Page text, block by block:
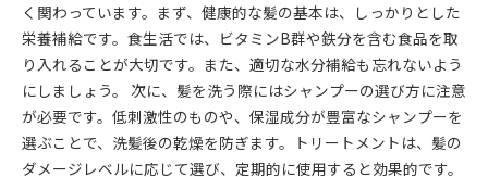
く関わっています。まず、健康的な髪の基本は、しっかりとした
栄養補給です。食生活では、ビタミンB群や鉄分を含む食品を取
り入れることが大切です。また、適切な水分補給も忘れないよう
にしましょう。 次に、髪を洗う際にはシャンプーの選び方に注意
が必要です。低刺激性のものや、保湿成分が豊富なシャンプーを
選ぶことで、洗髪後の乾燥を防ぎます。トリートメントは、髪の
ダメージレベルに応じて選び、定期的に使用すると効果的です。